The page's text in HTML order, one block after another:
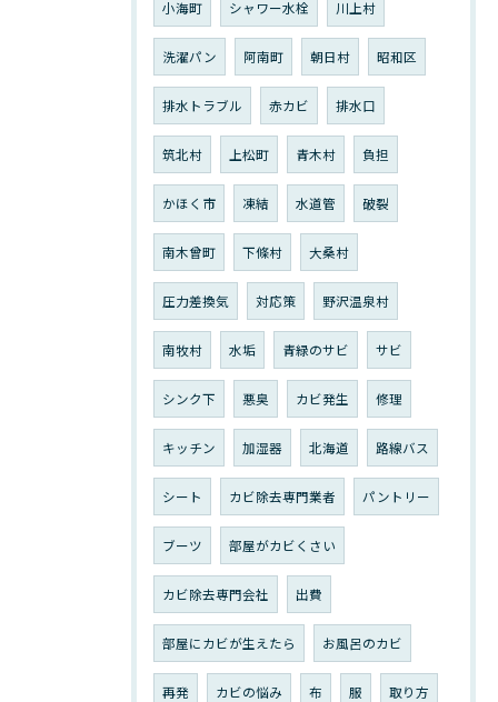
小海町 シャワー水栓 川上村
洗濯パン 阿南町 朝日村 昭和区
排水トラブル 赤カビ 排水口
筑北村 上松町 青木村 負担
かほく市 凍結 水道管 破裂
南木曾町 下條村 大桑村
圧力差換気 対応策 野沢温泉村
南牧村 水垢 青緑のサビ サビ
シンク下 悪臭 カビ発生 修理
キッチン 加湿器 北海道 路線バス
シート カビ除去専門業者 パントリー
ブーツ 部屋がカビくさい
カビ除去専門会社 出費
部屋にカビが生えたら お風呂のカビ
再発 カビの悩み 布 服 取り方